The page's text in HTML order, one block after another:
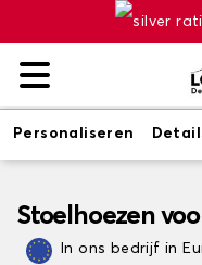
Personaliseren
Stoelhoezen
In ons bedrijf in